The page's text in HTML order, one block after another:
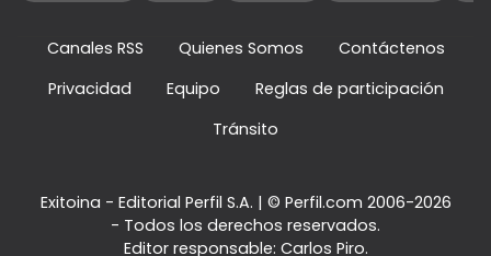
Canales RSS Quienes Somos
Contáctenos
Privacidad
Equipo
Reglas de participación
Tránsito
Exitoina - Editorial Perfil S.A. | © Perfil.com 2006-2026
- Todos los derechos reservados.
Editor responsable: Carlos Piro.